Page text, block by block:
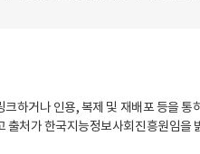
하거나 인용, 복제 및 재배포 등을
처가 한국지능정보사회진흥원임